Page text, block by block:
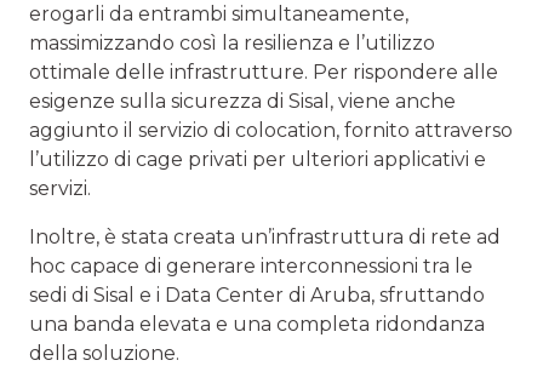
erogarli da entrambi simultaneamente,
massimizzando così la resilienza e l’utiliz­zo
ottimale delle infrastrutture. Per rispondere alle
esigenze sulla sicurezza di Sisal, viene anche
aggiunto il servizio di colocation, fornito attraverso
l’utilizzo di cage privati per ulteriori applicativi e
servizi.
Inoltre, è stata creata un’infrastruttura di rete ad
hoc capace di generare interconnessioni tra le
sedi di Sisal e i Data Cen­ter di Aruba, sfruttando
una banda elevata e una completa ridondanza
della soluzione.